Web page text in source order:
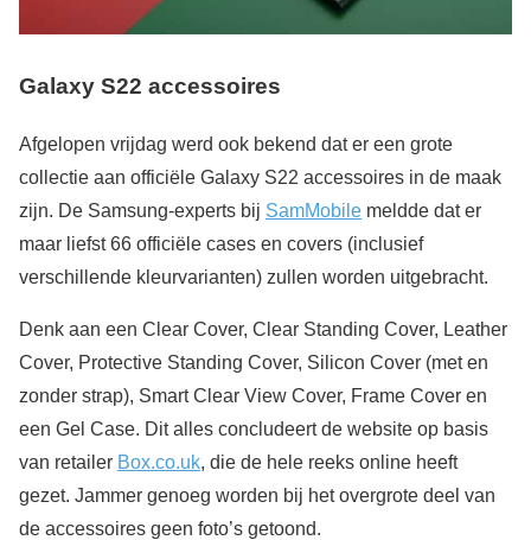
Galaxy S22 accessoires
Afgelopen vrijdag werd ook bekend dat er een grote
collectie aan officiële Galaxy S22 accessoires in de maak
zijn. De Samsung-experts bij SamMobile meldde dat er
maar liefst 66 officiële cases en covers (inclusief
verschillende kleurvarianten) zullen worden uitgebracht.
Denk aan een Clear Cover, Clear Standing Cover, Leather
Cover, Protective Standing Cover, Silicon Cover (met en
zonder strap), Smart Clear View Cover, Frame Cover en
een Gel Case. Dit alles concludeert de website op basis
van retailer Box.co.uk, die de hele reeks online heeft
gezet. Jammer genoeg worden bij het overgrote deel van
de accessoires geen foto’s getoond.